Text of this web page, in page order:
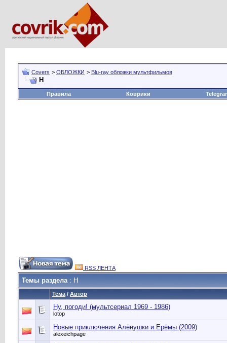
Covers > ОБЛОЖКИ > Blu-ray обложки мультфильмов
Н
Правила Коврики
RSS ЛЕНТА
Темы раздела: Н
Тема / Автор
Ну, погоди! (мультсериал 1969 - 1986)
lotop
Новые приключения Алёнушки и Ерёмы (2009)
alexeichpage